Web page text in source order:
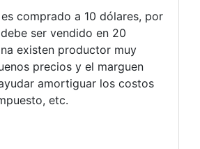
comprado a 10 dólares, por
ser vendido en 20
existen productor muy
precios y el marguen
amortiguar los costos
etc.